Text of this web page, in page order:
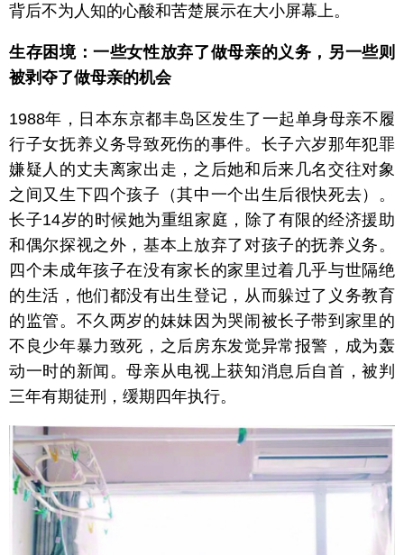
背后不为人知的心酸和苦楚展示在大小屏幕上。
生存困境：一些女性放弃了做母亲的义务，另一些则
被剥夺了做母亲的机会
1988年，日本东京都丰岛区发生了一起单身母亲不履
行子女抚养义务导致死伤的事件。长子六岁那年犯罪
嫌疑人的丈夫离家出走，之后她和后来几名交往对象
之间又生下四个孩子（其中一个出生后很快死去）。
长子14岁的时候她为重组家庭，除了有限的经济援助
和偶尔探视之外，基本上放弃了对孩子的抚养义务。
四个未成年孩子在没有家长的家里过着几乎与世隔绝
的生活，他们都没有出生登记，从而躲过了义务教育
的监管。不久两岁的妹妹因为哭闹被长子带到家里的
不良少年暴力致死，之后房东发觉异常报警，成为轰
动一时的新闻。母亲从电视上获知消息后自首，被判
三年有期徒刑，缓期四年执行。